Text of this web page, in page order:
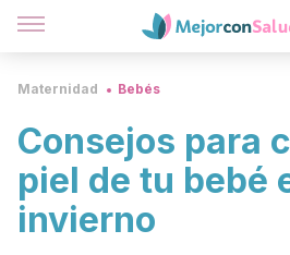
Maternidad Bebés
Consejos para
piel de tu bebé
invierno